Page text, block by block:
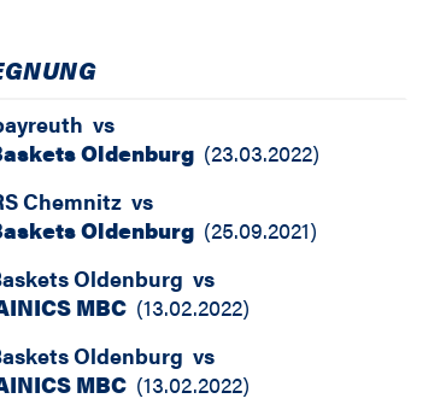
vs
Oldenburg (23.03.2022)
Chemnitz vs
Oldenburg (25.09.2021)
Oldenburg vs
MBC (13.02.2022)
Oldenburg vs
MBC (13.02.2022)